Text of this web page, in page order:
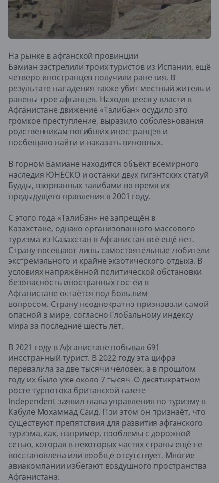
На рынке в афганской провинции
Бамиан застрелили троих туристов из Испании, ещё
четверо иностранцев получили ранения. В
результате нападения также убит местный житель и
ранены трое афганцев. Находящееся у власти в
Афганистане движение «Талибан» осудило это
громкое преступление, выразило соболезнования
родственникам погибших иностранцев и
пообещало найти и наказать виновных.
В горном Бамиане находится объект всемирного
наследия ЮНЕСКО и останки двух гигантских статуй
Будды, взорванных талибами во время их
предыдущего правления в 2001 году.
С этого года «Талибан» не запрещён в
Казахстане, однако организованного массового
туризма из Казахстан в Афганистан всё ещё нет.
Страну посещают лишь самостоятельные любители
экстремального и крайне экзотического отдыха. В
условиях напряжённой политической обстановки
безопасность иностранных гостей в
Афганистане остаётся под большим
вопросом. Страну неоднократно признавали самой
опасной в мире, согласно Глобальному индексу
мира за последние шесть лет.
В 2021 году в Афганистане побывал 691
иностранный турист. В 2022 году эта цифра
перевалила за две тысячи человек, а в прошлом
году их было уже около 7 тысяч. О десятикратном
росте турпотока британской газете
Independent заявил глава управления по туризму в
Кабуле Мохаммад Саид. При этом он признаёт, что
существуют препятствия для развития афганского
туризма, как, например, проблемы с дорожной
сетью, которая в некоторых частях страны ещё не
восстановлена или вообще отсутствует. Многие
авиакомпании избегают воздушного пространства
Афганистана.